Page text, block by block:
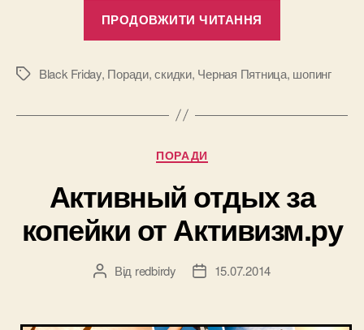
ПРОДОВЖИТИ ЧИТАННЯ
пятнице»
что
не
упустить
огромные
ПозначкиBlack Friday, Поради,скидки, Черная Пятница, шопинг
Категорії
ПОРАДИ
Активный отдых за
копейки от Активизм.ру
Автор
Від redbirdy
Дата15.07.2014